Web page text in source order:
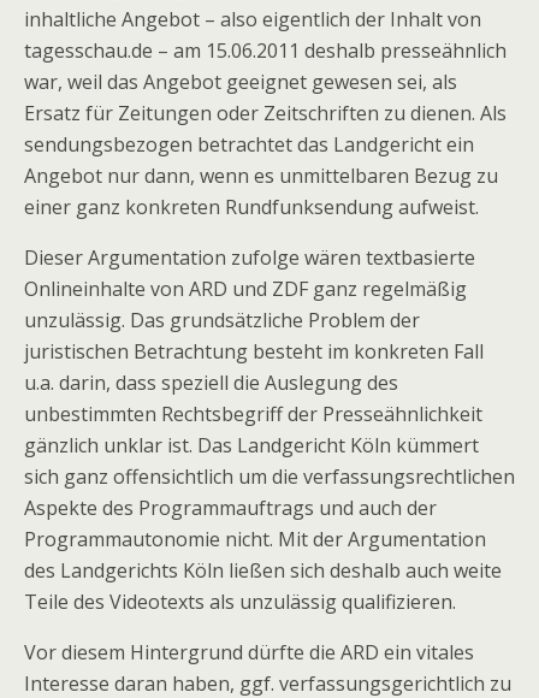
inhaltliche Angebot – also eigentlich der Inhalt von
tagesschau.de – am 15.06.2011 deshalb presseähnlich
war, weil das Angebot geeignet gewesen sei, als
Ersatz für Zeitungen oder Zeitschriften zu dienen. Als
sendungsbezogen betrachtet das Landgericht ein
Angebot nur dann, wenn es unmittelbaren Bezug zu
einer ganz konkreten Rundfunksendung aufweist.
Dieser Argumentation zufolge wären textbasierte
Onlineinhalte von ARD und ZDF ganz regelmäßig
unzulässig. Das grundsätzliche Problem der
juristischen Betrachtung besteht im konkreten Fall
u.a. darin, dass speziell die Auslegung des
unbestimmten Rechtsbegriff der Presseähnlichkeit
gänzlich unklar ist. Das Landgericht Köln kümmert
sich ganz offensichtlich um die verfassungsrechtlichen
Aspekte des Programmauftrags und auch der
Programmautonomie nicht. Mit der Argumentation
des Landgerichts Köln ließen sich deshalb auch weite
Teile des Videotexts als unzulässig qualifizieren.
Vor diesem Hintergrund dürfte die ARD ein vitales
Interesse daran haben, ggf. verfassungsgerichtlich zu